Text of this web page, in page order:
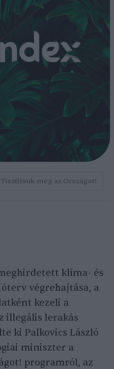
Tisztítsuk meg az Országot!
klíma- és
végrehajtása, a
kezeli a
illegális lerakás
ki Palkovics László
miniszter a
programról, az